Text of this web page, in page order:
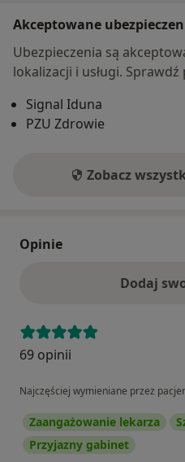
Akceptowane
Ubezpieczenia są
lokalizacji i usługi.
Signal Iduna
PZU Zdrowie
Zobacz
Opinie
Dodaj
69 opinii
Najczęściej wymieniane przez
Zaangażowanie lekarza
Przyjazny gabinet